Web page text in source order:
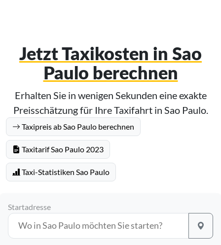
Jetzt Taxikosten in Sao
Paulo berechnen
Erhalten Sie in wenigen Sekunden eine exakte
Preisschätzung für Ihre Taxifahrt in Sao Paulo.
Taxipreis ab Sao Paulo berechnen
Taxitarif Sao Paulo 2023
Taxi-Statistiken Sao Paulo
Startadresse